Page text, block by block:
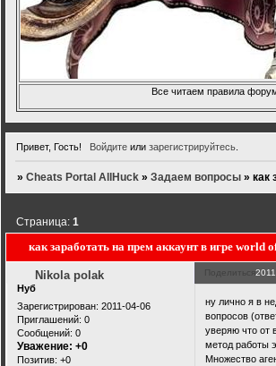
Все читаем правила
Привет, Гость! Войдитеили зарегистрируйтесь.
»Cheats Portal AllHuck »Задаем вопросы »как
как заработать на прем аккаунт в игре world
Страница:1
Поделиться
Nikola polak
Нуб
Зарегистрирован: 2011-04-06
Приглашений: 0
Сообщений: 0
Уважение: +0
Позитив: +0
ну лично я в
вопросов
уверяю что от
метод работы
Множество